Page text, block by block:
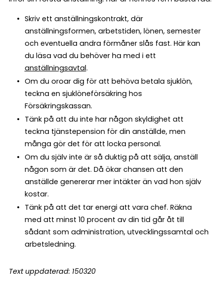
Skriv ett anställningskontrakt, där
anställningsformen, arbetstiden, lönen, semester
och eventuella andra förmåner slås fast. Här kan
du läsa vad du behöver ha med i ett
anställningsavtal.
Om du oroar dig för att behöva betala sjuklön,
teckna en sjuklöneförsäkring hos
Försäkringskassan.
Tänk på att du inte har någon skyldighet att
teckna tjänstepension för din anställde, men
många gör det för att locka personal.
Om du själv inte är så duktig på att sälja, anställ
någon som är det. Då ökar chansen att den
anställde genererar mer intäkter än vad hon själv
kostar.
Tänk på att det tar energi att vara chef. Räkna
med att minst 10 procent av din tid går åt till
sådant som administration, utvecklingssamtal och
arbetsledning.
Text uppdaterad: 150320